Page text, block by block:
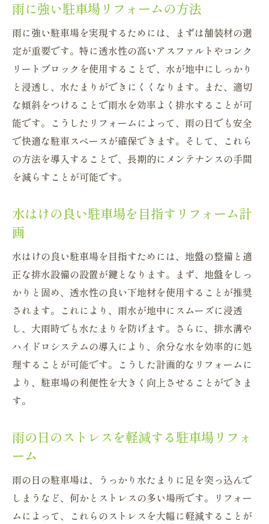
雨に強い駐車場リフォームの方法
雨に強い駐車場を実現するためには、まずは舗装材の選
定が重要です。特に透水性の高いアスファルトやコンク
リートブロックを使用することで、水が地中にしっかり
と浸透し、水たまりができにくくなります。また、適切
な傾斜をつけることで雨水を効率よく排水することが可
能です。こうしたリフォームによって、雨の日でも安全
で快適な駐車スペースが確保できます。そして、これら
の方法を導入することで、長期的にメンテナンスの手間
を減らすことが可能です。
水はけの良い駐車場を目指すリフォーム計
画
水はけの良い駐車場を目指すためには、地盤の整備と適
正な排水設備の設置が鍵となります。まず、地盤をしっ
かりと固め、透水性の良い下地材を使用することが推奨
されます。これにより、雨水が地中にスムーズに浸透
し、大雨時でも水たまりを防げます。さらに、排水溝や
ハイドロシステムの導入により、余分な水を効率的に処
理することが可能です。こうした計画的なリフォームに
より、駐車場の利便性を大きく向上させることができま
す。
雨の日のストレスを軽減する駐車場リフォ
ーム
雨の日の駐車場は、うっかり水たまりに足を突っ込んで
しまうなど、何かとストレスの多い場所です。リフォー
ムによって、これらのストレスを大幅に軽減することが